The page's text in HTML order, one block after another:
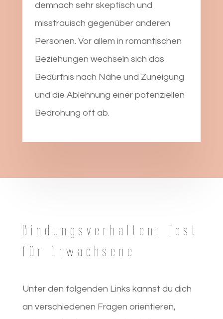
demnach sehr skeptisch und
misstrauisch gegenüber anderen
Personen. Vor allem in romantischen
Beziehungen wechseln sich das
Bedürfnis nach Nähe und Zuneigung
und die Ablehnung einer potenziellen
Bedrohung oft ab.
Bindungsverhalten: Test
für Erwachsene
Unter den folgenden Links kannst du dich
an verschiedenen Fragen orientieren,